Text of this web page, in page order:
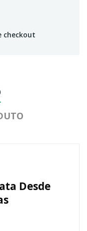
checkout
Desde